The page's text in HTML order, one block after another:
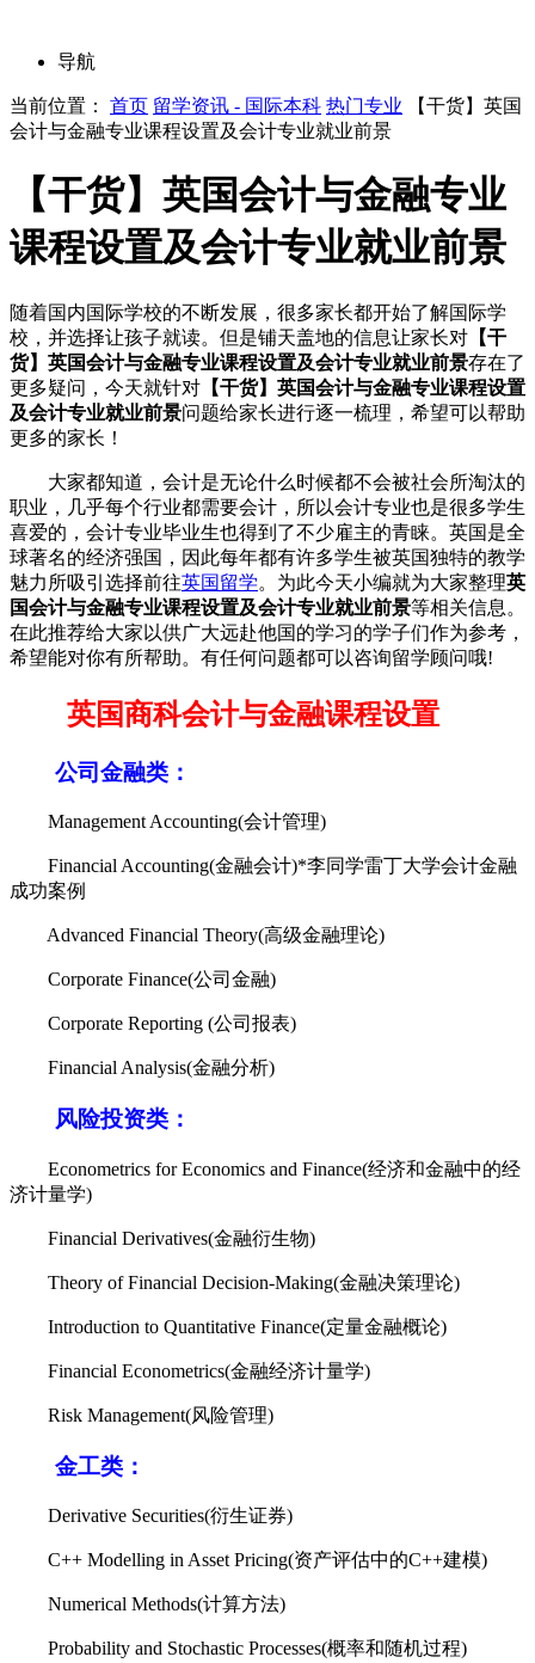
导航
当前位置： 首页 留学资讯 - 国际本科 热门专业
【干货】英国
会计与金融专业课程设置及会计专业就业前景
【干货】英国会计与金融专业
课程设置及会计专业就业前景
随着国内国际学校的不断发展，很多家长都开始了解国际学
校，并选择让孩子就读。但是铺天盖地的信息让家长对 【干
货】英国会计与金融专业课程设置及会计专业就业前景存在了
更多疑问，今天就针对 【干货】英国会计与金融专业课程设置
及会计专业就业前景问题给家长进行逐一梳理，希望可以帮助
更多的家长！
大家都知道，会计是无论什么时候都不会被社会所淘汰的
职业，几乎每个行业都需要会计，所以会计专业也是很多学生
喜爱的，会计专业毕业生也得到了不少雇主的青睐。英国是全
球著名的经济强国，因此每年都有许多学生被英国独特的教学
魅力所吸引选择前往英国留学。为此今天小编就为大家整理英
国会计与金融专业课程设置及会计专业就业前景等相关信息。
在此推荐给大家以供广大远赴他国的学习的学子们作为参考，
希望能对你有所帮助。有任何问题都可以咨询留学顾问哦!
英国商科会计与金融课程设置
公司金融类：
Management Accounting(会计管理)
Financial Accounting(金融会计)*李同学雷丁大学会计金融
成功案例
Advanced Financial Theory(高级金融理论)
Corporate Finance(公司金融)
Corporate Reporting (公司报表)
Financial Analysis(金融分析)
风险投资类：
Econometrics for Economics and Finance(经济和金融中的经
济计量学)
Financial Derivatives(金融衍生物)
Theory of Financial Decision-Making(金融决策理论)
Introduction to Quantitative Finance(定量金融概论)
Financial Econometrics(金融经济计量学)
Risk Management(风险管理)
金工类：
Derivative Securities(衍生证券)
C++ Modelling in Asset Pricing(资产评估中的C++建模)
Numerical Methods(计算方法)
Probability and Stochastic Processes(概率和随机过程)